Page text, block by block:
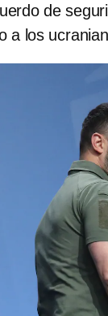
de
a los